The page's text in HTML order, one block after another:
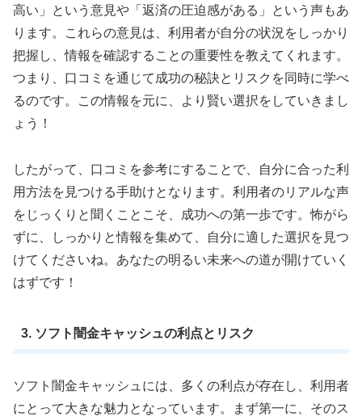
高い」という意見や「返済の圧迫感がある」という声もあ
ります。これらの意見は、利用者が自分の状況をしっかり
把握し、情報を確認することの重要性を教えてくれます。
つまり、口コミを通じて成功の秘訣とリスクを同時に学べ
るのです。この情報を元に、より賢い選択をしていきまし
ょう！
したがって、口コミを参考にすることで、自分に合った利
用方法を見つける手助けとなります。利用者のリアルな声
をじっくりと聞くことこそ、成功への第一歩です。怖がら
ずに、しっかりと情報を集めて、自分に適した選択を見つ
けてくださいね。あなたの明るい未来への道が開けていく
はずです！
3. ソフト闇金キャッシュの利点とリスク
ソフト闇金キャッシュには、多くの利点が存在し、利用者
にとって大きな魅力となっています。まず第一に、そのス